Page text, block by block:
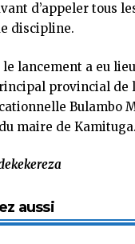
d’appeler tous
discipline.
lancement a eu
provincial de
Bulambo
maire de Kamituga.
aussi